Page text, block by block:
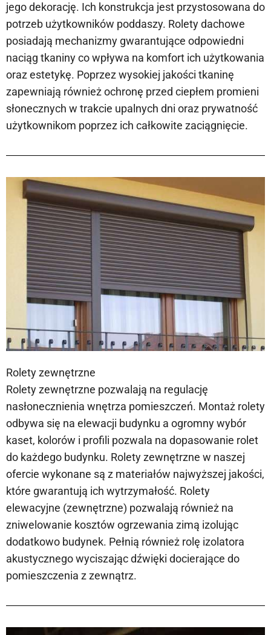
jego dekorację. Ich konstrukcja jest przystosowana do
potrzeb użytkowników poddaszy. Rolety dachowe
posiadają mechanizmy gwarantujące odpowiedni
naciąg tkaniny co wpływa na komfort ich użytkowania
oraz estetykę. Poprzez wysokiej jakości tkaninę
zapewniają również ochronę przed ciepłem promieni
słonecznych w trakcie upalnych dni oraz prywatność
użytkownikom poprzez ich całkowite zaciągnięcie.
Rolety zewnętrzne
Rolety zewnętrzne pozwalają na regulację
nasłonecznienia wnętrza pomieszczeń. Montaż rolety
odbywa się na elewacji budynku a ogromny wybór
kaset, kolorów i profili pozwala na dopasowanie rolet
do każdego budynku. Rolety zewnętrzne w naszej
ofercie wykonane są z materiałów najwyższej jakości,
które gwarantują ich wytrzymałość. Rolety
elewacyjne (zewnętrzne) pozwalają również na
zniwelowanie kosztów ogrzewania zimą izolując
dodatkowo budynek. Pełnią również rolę izolatora
akustycznego wyciszając dźwięki docierające do
pomieszczenia z zewnątrz.